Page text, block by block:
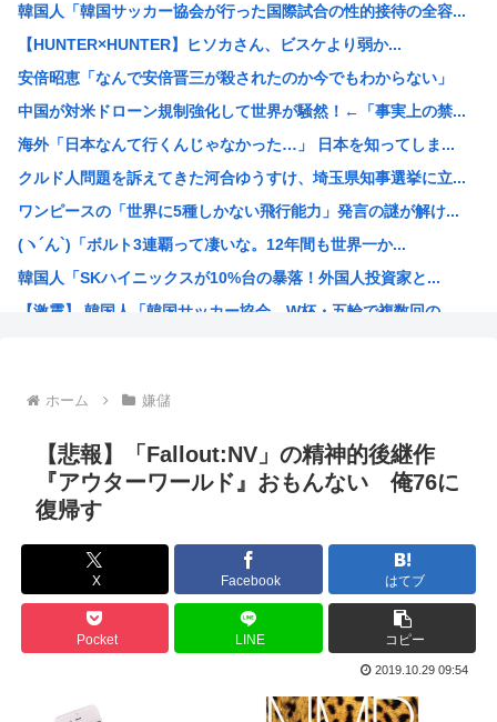
【画像】脱いだ瞬間ドスケベになるボーイッシュ女子、見つか...
バンダイナムコ、トイホビー事業が1Q過去最高益「ガンプラ...
一人飲み好きな人、集まれ！
男性のプライドが高いと感じた瞬間
「品切れ前に購入すると満足感」大量注文キャンセルで集英社...
【悲報】友達とロイヤルホストに行った息子、絶望www
【画像】チー牛さん、とんでもない恵体の白人美女と結婚して...
【衝撃】きゃりーぱみゅぱみゅ 本名をさらりと告白
アメリカ・ミシガン州の民主党予備選挙 イスラム教徒の“急...
韓国人「韓国サッカー協会が行った国際試合の性的接待の全容...
【HUNTER×HUNTER】ヒソカさん、ビスケより弱か...
安倍昭恵「なんで安倍晋三が殺されたのか今でもわからない」
中国が対米ドローン規制強化して世界が騒然！←「事実上の禁...
海外「日本なんて行くんじゃなかった…」 日本を知ってしま...
クルド人問題を訴えてきた河合ゆうすけ、埼玉県知事選挙に立...
ワンピースの「世界に5種しかない飛行能力」発言の謎が解け...
(ヽ´ん`)「ボルト3連覇って凄いな。12年間も世界一か...
韓国人「SKハイニックスが10%台の暴落！外国人投資家と...
【激震】 韓国人「韓国サッカー協会、W杯・五輪で複数回の...
「週刊少年ジャンプ」 発行部数が初の100万部割れ
Zガンダムで一番人気のないMSがパラスアテネという風潮
緊縮財政論者として知られる大物財務官僚、高市早苗の逆鱗に...
海外「日本にはこんな特殊な標識があるんだけど皆は見たこと...
自民党「日本人56す56す56す56す56すコロスコロス...
熊本地震避難所で高市早苗の態度が非常に良いと話題
露悪系アニメ、定義がよくわからなくなる
高市早苗「消費税減税の財源は今から考える」
部落民のことお前らの地域ってなんて言ってた？
ホーム 嫌儲
【悲報】「Fallout:NV」の精神的後継作
『アウターワールド』おもんない 俺76に
復帰す
X Facebook はてブ
Pocket LINE コピー
2019.10.29 09:54